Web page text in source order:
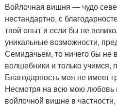
Войлочная вишня — чудо
нестандартно, с
твой опыт и если бы не
уникальные возможности,
Семидачьем, то ничего бы
волшебники и только учимся,
Благодарность моя не имеет
Несмотря на всю мою любовь
войлочной вишне в